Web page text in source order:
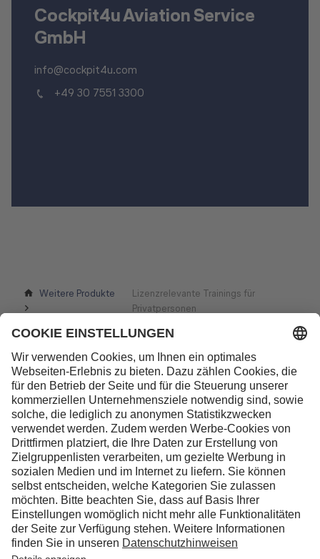
Cockpit4u Aviation Service
GmbH
info@cockpit4u.com
+49 30 7551 3300
Weitere Produkte
Lizenzrelevante Trainings für
Privatpersonen
Kontakt
Lufthansa Aviation Training GmbH
LabCampus 48
85356 München-Flughafen
Deutschland
Über uns